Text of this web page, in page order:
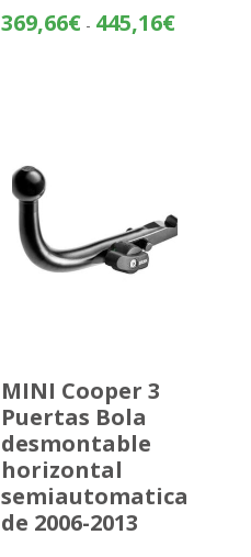
369,66€ - 445,16€Rango
MINI Cooper 3
Puertas Bola
desmontable
horizontal
semiautomatica
de 2006-2013